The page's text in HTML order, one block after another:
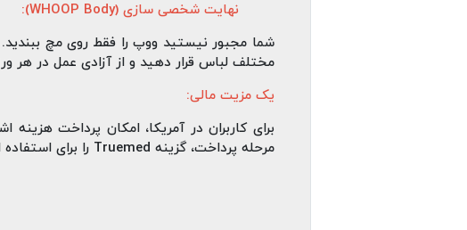
نهایت شخصی‌ سازی (WHOOP Body):
شما مجبور نیستید ووپ را فقط روی مچ
مختلف لباس قرار دهید و از آزادی عمل در هر
یک مزیت مالی:
مرحله پرداخت، گزینه Truemed را برای استفاده از این مزیت و صرفه‌ جویی در هزینه‌ ها انتخاب کنند.